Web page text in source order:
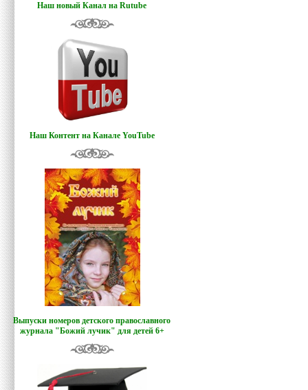
Наш новый Канал на Rutube
Наш Контент на Канале YouTube
Выпуски номеров детского православного
журнала "Божий лучик" для детей 6+